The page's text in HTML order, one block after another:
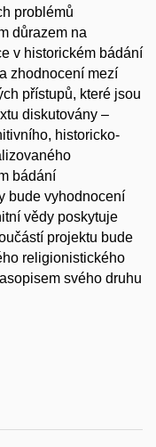
problémů
důrazem na
v historickém bádání
zhodnocení mezí
přístupů, které jsou
diskutovány –
historicko-
bádání
bude vyhodnocení
vědy poskytuje
projektu bude
religionistického
svého druhu